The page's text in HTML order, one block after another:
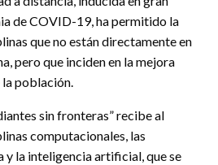
de COVID-19, ha permitido la
que no están directamente en
pero que inciden en la mejora
la población.
sin fronteras” recibe al
computacionales, las
y la inteligencia artificial, que se